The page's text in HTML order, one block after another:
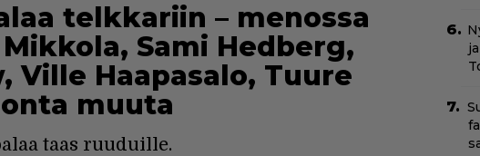
telkkariin – menossa
Sami Hedberg,
Ville Haapasalo, Tuure
muuta
taas ruuduille.